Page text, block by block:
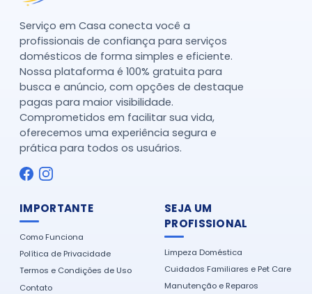
Serviço em Casa conecta você a
profissionais de confiança para serviços
domésticos de forma simples e eficiente.
Nossa plataforma é 100% gratuita para
busca e anúncio, com opções de destaque
pagas para maior visibilidade.
Comprometidos em facilitar sua vida,
oferecemos uma experiência segura e
prática para todos os usuários.
IMPORTANTE
Como Funciona
Política de Privacidade
Termos e Condições de Uso
Contato
SEJA UM
PROFISSIONAL
Limpeza Doméstica
Cuidados Familiares e Pet Care
Manutenção e Reparos